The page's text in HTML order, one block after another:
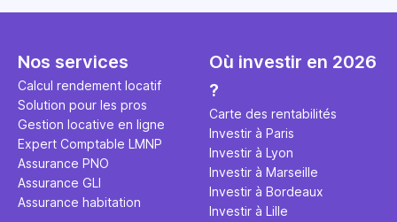
expliquons tout dans cet
règle
ce secret
l'argent
principale
études et
Nos services
Calcul rendement locatif
Solution pour les pros
Gestion locative en ligne
Expert Comptable LMNP
Assurance PNO
Assurance GLI
Assurance habitation
Où investir en 2026
?
Carte des rentabilités
Investir à Paris
Investir à Lyon
Investir à Marseille
Investir à Bordeaux
Investir à Lille